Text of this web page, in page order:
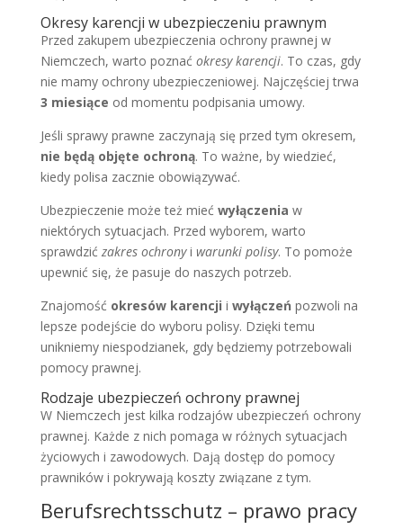
Okresy karencji w ubezpieczeniu prawnym
Przed zakupem ubezpieczenia ochrony prawnej w
Niemczech, warto poznać okresy karencji. To czas, gdy
nie mamy ochrony ubezpieczeniowej. Najczęściej trwa
3 miesiące od momentu podpisania umowy.
Jeśli sprawy prawne zaczynają się przed tym okresem,
nie będą objęte ochroną. To ważne, by wiedzieć,
kiedy polisa zacznie obowiązywać.
Ubezpieczenie może też mieć wyłączenia w
niektórych sytuacjach. Przed wyborem, warto
sprawdzić zakres ochronyi warunki polisy. To pomoże
upewnić się, że pasuje do naszych potrzeb.
Znajomość okresów karencji i wyłączeńpozwoli na
lepsze podejście do wyboru polisy. Dzięki temu
unikniemy niespodzianek, gdy będziemy potrzebowali
pomocy prawnej.
Rodzaje ubezpieczeń ochrony prawnej
W Niemczech jest kilka rodzajów ubezpieczeń ochrony
prawnej. Każde z nich pomaga w różnych sytuacjach
życiowych i zawodowych. Dają dostęp do pomocy
prawników i pokrywają koszty związane z tym.
Berufsrechtsschutz – prawo pracy